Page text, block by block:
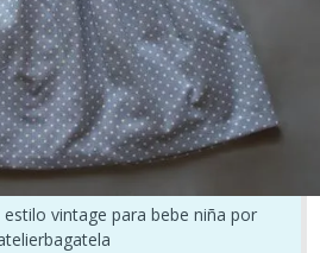
estilo vintage para bebe niña por